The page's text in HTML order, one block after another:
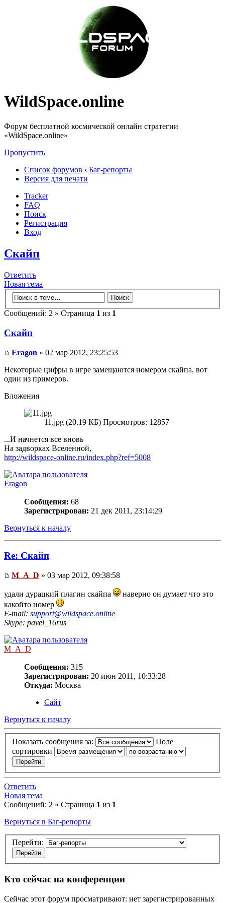
WildSpace.online
Форум бесплатной космической онлайн стратегии
«WildSpace.online»
Пропустить
Список форумов ‹ Баг-репорты
Версия для печати
Tracker
FAQ
Поиск
Регистрация
Вход
Скайп
Ответить
Новая тема
Сообщений: 2 » Страница 1 из 1
Скайп
Eragon » 02 мар 2012, 23:25:53
Некоторые цифры в игре замещаются номером скайпа, вот
один из примеров.
Вложения
11.jpg (20.19 КБ) Просмотров: 12857
...И начнется все вновь
На задворках Вселенной,
http://wildspace-online.ru/index.php?ref=5008
Eragon
Сообщения: 68
Зарегистрирован: 21 дек 2011, 23:14:29
Вернуться к началу
Re: Скайп
M_A_D » 03 мар 2012, 09:38:58
удали дурацкий плагин скайпа
наверно он думает что это
какойто номер
E-mail: support@wildspace.online
Skype: pavel_16rus
M_A_D
Сообщения: 315
Зарегистрирован: 20 июн 2011, 10:33:28
Откуда: Москва
Сайт
Вернуться к началу
Показать сообщения за:
Поле
сортировки
Ответить
Новая тема
Сообщений: 2 » Страница 1 из 1
Вернуться в Баг-репорты
Перейти:
Кто сейчас на конференции
Сейчас этот форум просматривают: нет зарегистрированных